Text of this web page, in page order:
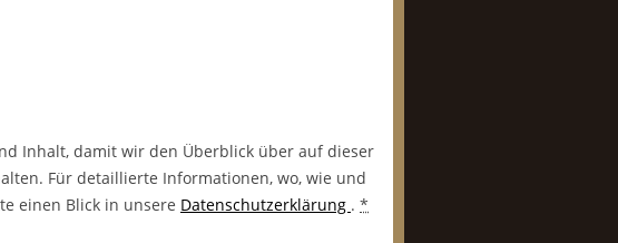
Inhalt, damit wir den Überblick über auf dieser
Für detaillierte Informationen, wo, wie und
einen Blick in unsere Datenschutzerklärung . *